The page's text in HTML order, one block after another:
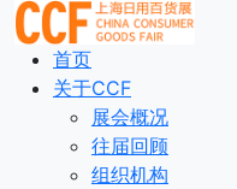
首页
关于CCF
展会概况
往届回顾
组织机构